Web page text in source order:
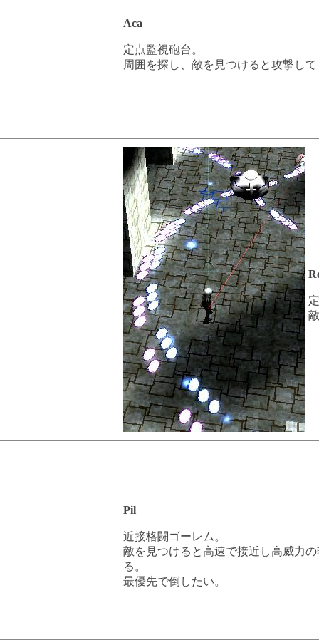
Aca
定点監視砲台。
周囲を探し、敵を見つけると攻撃し
Pil
近接格闘ゴーレム。
敵を見つけると高速で接近し高威力
る。
最優先で倒したい。